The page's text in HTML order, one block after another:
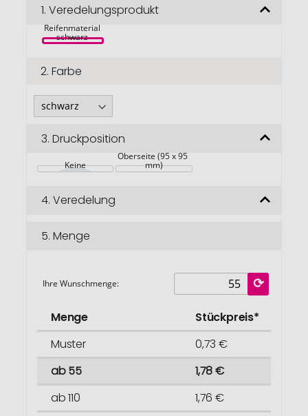
Bildgalerie
springen
1. Veredelungsprodukt
Untersetzer
Reifenmaterial
schwarz
2. Farbe
3. Druckposition
Keine
Oberseite (95 x 95
mm)
4. Veredelung
5. Menge
Ihre Wunschmenge:
Menge
Stückpreis*
Muster
0,73 €
ab 55
1,78 €
ab 110
1,76 €